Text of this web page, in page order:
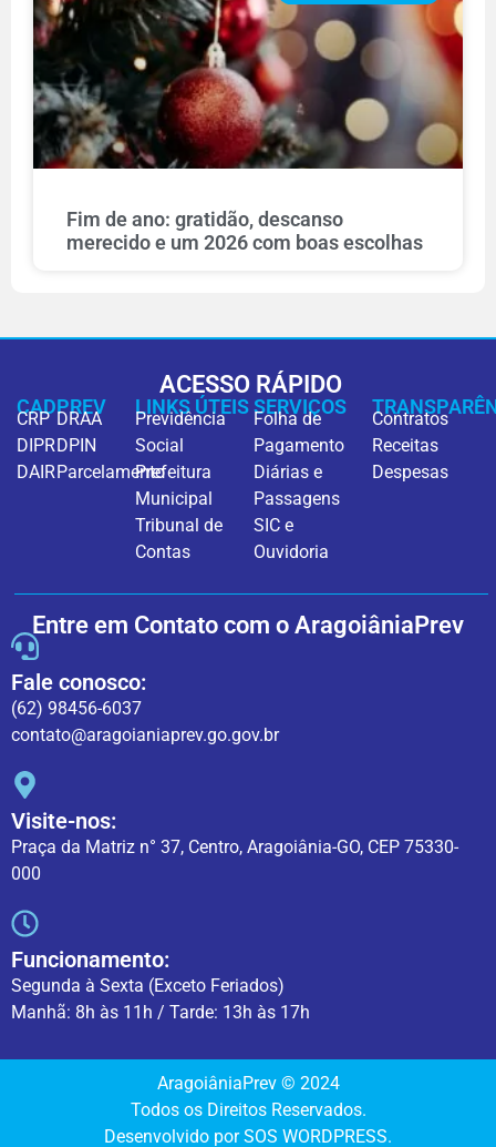
Fim de ano: gratidão, descanso
merecido e um 2026 com boas escolhas
ACESSO RÁPIDO
CADPREV
CRP
DIPR
DAIR
DRAA
DPIN
Parcelamento
LINKS ÚTEIS
Previdência
Social
Prefeitura
Municipal
Tribunal de
Contas
SERVIÇOS
Folha de
Pagamento
Diárias e
Passagens
SIC e
Ouvidoria
Contratos
Receitas
Despesas
Entre em Contato com o AragoiâniaPrev
Fale conosco:
(62) 98456-6037
contato@aragoianiaprev.go.gov.br
Visite-nos:
Praça da Matriz n° 37, Centro, Aragoiânia-GO, CEP 75330-
000
Funcionamento:
Segunda à Sexta (Exceto Feriados)
Manhã: 8h às 11h / Tarde: 13h às 17h
AragoiâniaPrev © 2024
Todos os Direitos Reservados.
Desenvolvido por SOS WORDPRESS.